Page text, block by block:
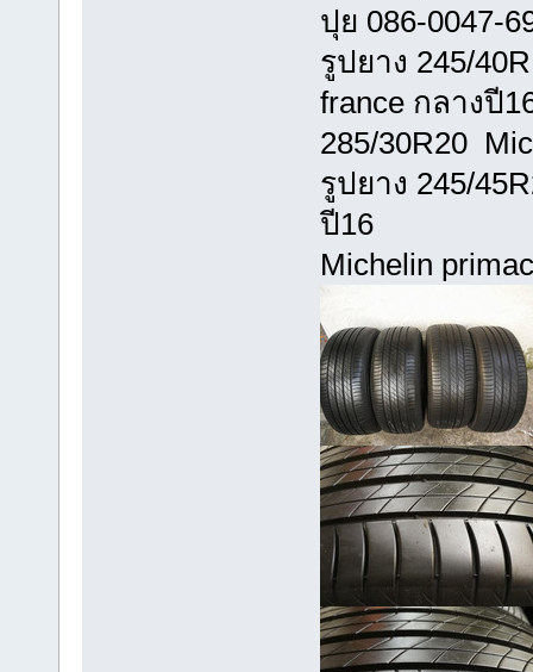
ปุย 086-0047-
รูปยาง 245/
france กลางปี
285/30R20
รูปยาง 245/
ปี16
Michelin